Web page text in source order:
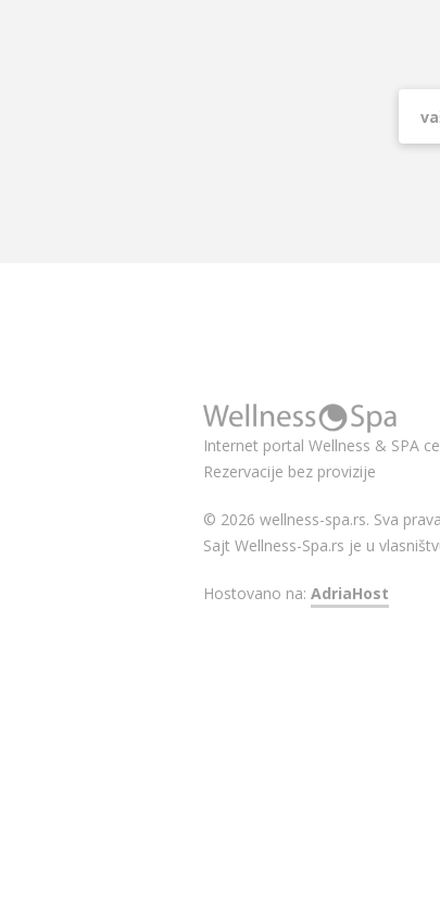
Internet portal Wellness & SPA
Rezervacije bez provizije
© 2026 wellness-spa.rs. Sva
Sajt Wellness-Spa.rs je u
Hostovano na: AdriaHost